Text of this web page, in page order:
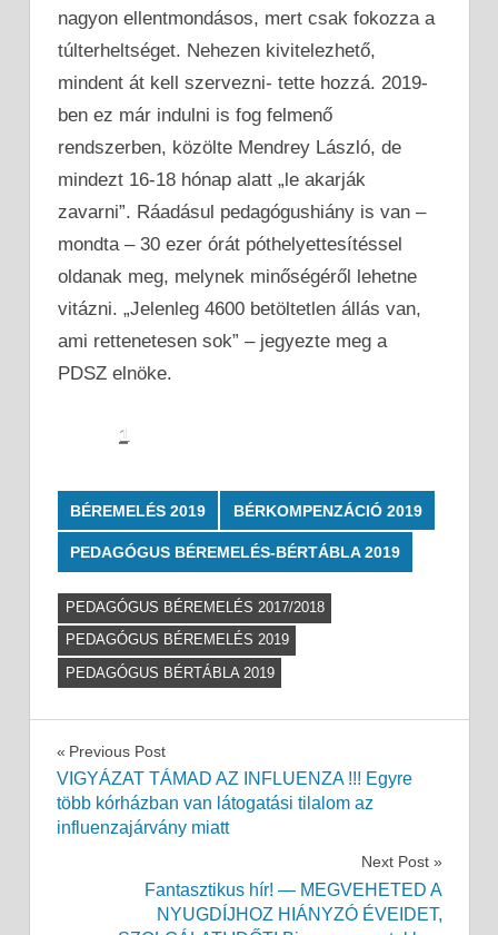
nagyon ellentmondásos, mert csak fokozza a
túlterheltséget. Nehezen kivitelezhető,
mindent át kell szervezni- tette hozzá. 2019-
ben ez már indulni is fog felmenő
rendszerben, közölte Mendrey László, de
mindezt 16-18 hónap alatt „le akarják
zavarni”. Ráadásul pedagógushiány is van –
mondta – 30 ezer órát póthelyettesítéssel
oldanak meg, melynek minőségéről lehetne
vitázni. „Jelenleg 4600 betöltetlen állás van,
ami rettenetesen sok” – jegyezte meg a
PDSZ elnöke.
1
BÉREMELÉS 2019 BÉRKOMPENZÁCIÓ 2019
PEDAGÓGUS BÉREMELÉS-BÉRTÁBLA 2019
PEDAGÓGUS BÉREMELÉS 2017/2018
PEDAGÓGUS BÉREMELÉS 2019
PEDAGÓGUS BÉRTÁBLA 2019
Bejegyzés
navigáció
Previous Post
VIGYÁZAT TÁMAD AZ INFLUENZA !!! Egyre
több kórházban van látogatási tilalom az
influenzajárvány miatt
Next Post
Fantasztikus hír! — MEGVEHETED A
NYUGDÍJHOZ HIÁNYZÓ ÉVEIDET,